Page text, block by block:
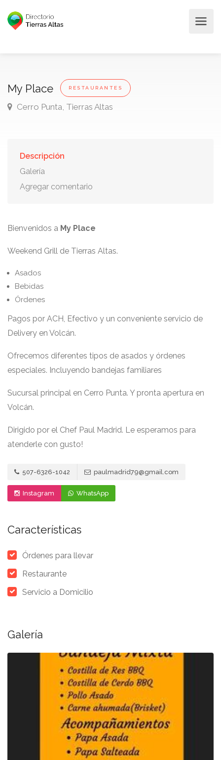
My Place RESTAURANTES
Cerro Punta, Tierras Altas
Descripción
Galería
Agregar comentario
Bienvenidos a My Place
Weekend Grill de Tierras Altas.
Asados
Bebidas
Órdenes
Pagos por ACH, Efectivo y un conveniente servicio de
Delivery en Volcán.
Ofrecemos diferentes tipos de asados y órdenes
especiales. Incluyendo bandejas familiares
Sucursal principal en Cerro Punta. Y pronta apertura en
Volcán.
Dirigido por el Chef Paul Madrid. Le esperamos para
atenderle con gusto!
507-6326-1042 paulmadrid79@gmail.com
Instagram WhatsApp
Características
Órdenes para llevar
Restaurante
Servicio a Domicilio
Galería